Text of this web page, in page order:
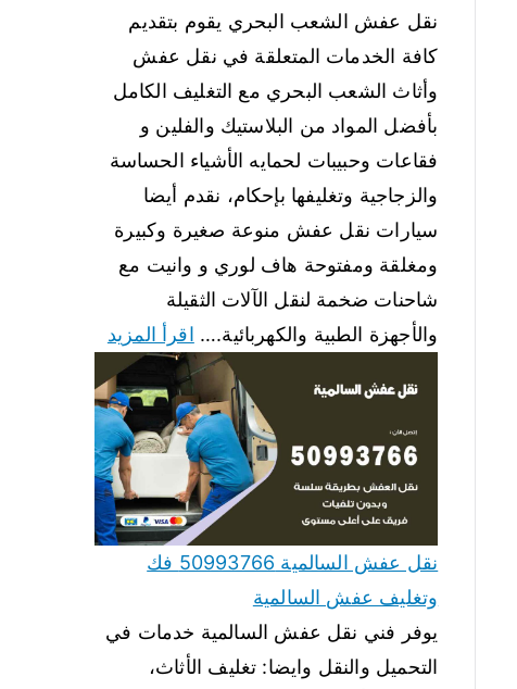
نقل عفش الشعب البحري يقوم بتقديم
كافة الخدمات المتعلقة في نقل عفش
وأثاث الشعب البحري مع التغليف الكامل
بأفضل المواد من البلاستيك والفلين و
فقاعات وحبيبات لحمايه الأشياء الحساسة
والزجاجية وتغليفها بإحكام، نقدم أيضا
سيارات نقل عفش منوعة صغيرة وكبيرة
ومغلقة ومفتوحة هاف لوري و وانيت مع
شاحنات ضخمة لنقل الآلات الثقيلة
والأجهزة الطبية والكهربائية.… اقرأ المزيد
نقل عفش السالمية 50993766 فك
وتغليف عفش السالمية
يوفر فني نقل عفش السالمية خدمات في
التحميل والنقل وايضا: تغليف الأثاث،